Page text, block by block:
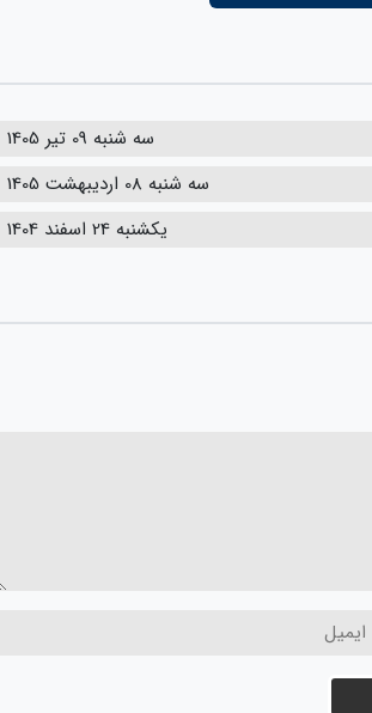
سه شنبه 09 تیر 1405
سه شنبه 08 اردیبهشت 1405
یکشنبه 24 اسفند 1404